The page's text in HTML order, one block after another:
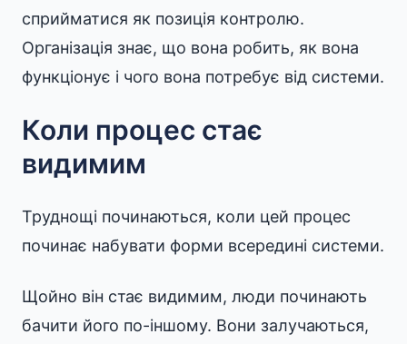
сприйматися як позиція контролю.
Організація знає, що вона робить, як вона
функціонує і чого вона потребує від системи.
Коли процес стає
видимим
Труднощі починаються, коли цей процес
починає набувати форми всередині системи.
Щойно він стає видимим, люди починають
бачити його по-іншому. Вони залучаються,